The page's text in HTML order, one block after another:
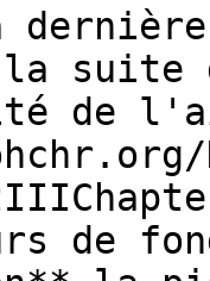
suite
de
de